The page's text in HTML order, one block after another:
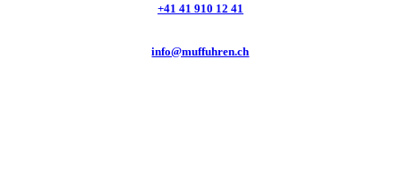
+41 41 910 12 41
info@muffuhren.ch